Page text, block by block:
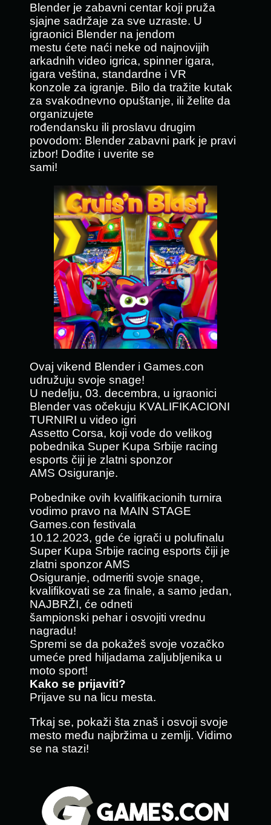
Blender je zabavni centar koji pruža
sjajne sadržaje za sve uzraste. U
igraonici Blender na jendom
mestu ćete naći neke od najnovijih
arkadnih video igrica, spinner igara,
igara veština, standardne i VR
konzole za igranje. Bilo da tražite kutak
za svakodnevno opuštanje, ili želite da
organizujete
rođendansku ili proslavu drugim
povodom: Blender zabavni park je pravi
izbor! Dođite i uverite se
sami!
Ovaj vikend Blender i Games.con
udružuju svoje snage!
U nedelju, 03. decembra, u igraonici
Blender vas očekuju KVALIFIKACIONI
TURNIRI u video igri
Assetto Corsa, koji vode do velikog
pobednika Super Kupa Srbije racing
esports čiji je zlatni sponzor
AMS Osiguranje.
Pobednike ovih kvalifikacionih turnira
vodimo pravo na MAIN STAGE
Games.con festivala
10.12.2023, gde će igrači u polufinalu
Super Kupa Srbije racing esports čiji je
zlatni sponzor AMS
Osiguranje, odmeriti svoje snage,
kvalifikovati se za finale, a samo jedan,
NAJBRŽI, će odneti
šampionski pehar i osvojiti vrednu
nagradu!
Spremi se da pokažeš svoje vozačko
umeće pred hiljadama zaljubljenika u
moto sport!
Kako se prijaviti?
Prijave su na licu mesta.
Trkaj se, pokaži šta znaš i osvoji svoje
mesto među najbržima u zemlji. Vidimo
se na stazi!